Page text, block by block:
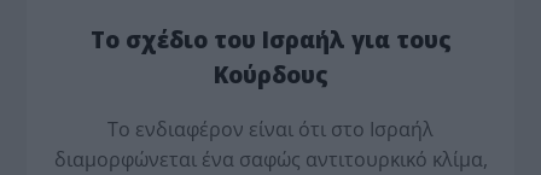
Το σχέδιο του Ισραήλ για τους
Κούρδους
Το ενδιαφέρον είναι ότι στο Ισραήλ
διαμορφώνεται ένα σαφώς αντιτουρκικό κλίμα,